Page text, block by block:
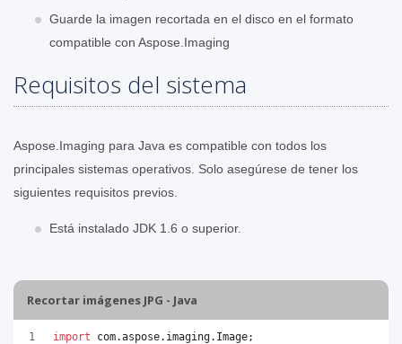
Guarde la imagen recortada en el disco en el formato
compatible con Aspose.Imaging
Requisitos del sistema
Aspose.Imaging para Java es compatible con todos los
principales sistemas operativos. Solo asegúrese de tener los
siguientes requisitos previos.
Está instalado JDK 1.6 o superior.
Recortar imágenes JPG - Java
import com.aspose. imaging. Image;